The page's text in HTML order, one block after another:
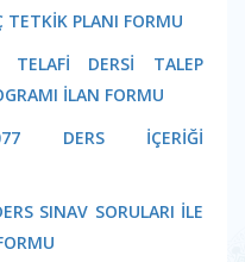
TETKİK PLANI FORMU
TELAFİ DERSİ TALEP
İLAN FORMU
077 DERS İÇERİĞİ
SINAV SORULARI İLE